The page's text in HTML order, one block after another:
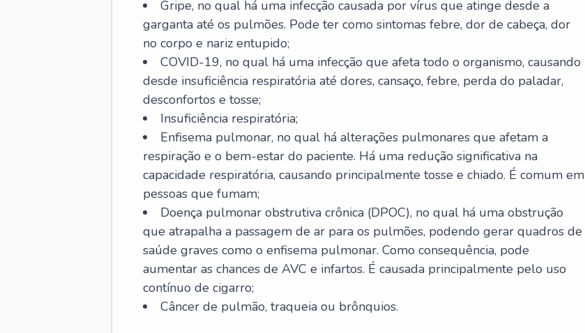
Gripe, no qual há uma infecção causada por vírus que atinge desde a
garganta até os pulmões. Pode ter como sintomas febre, dor de cabeça, dor
no corpo e nariz entupido;
COVID-19, no qual há uma infecção que afeta todo o organismo, causando
desde insuficiência respiratória até dores, cansaço, febre, perda do paladar,
desconfortos e tosse;
Insuficiência respiratória;
Enfisema pulmonar, no qual há alterações pulmonares que afetam a
respiração e o bem-estar do paciente. Há uma redução significativa na
capacidade respiratória, causando principalmente tosse e chiado. É comum em
pessoas que fumam;
Doença pulmonar obstrutiva crônica (DPOC), no qual há uma obstrução
que atrapalha a passagem de ar para os pulmões, podendo gerar quadros de
saúde graves como o enfisema pulmonar. Como consequência, pode
aumentar as chances de AVC e infartos. É causada principalmente pelo uso
contínuo de cigarro;
Câncer de pulmão, traqueia ou brônquios.